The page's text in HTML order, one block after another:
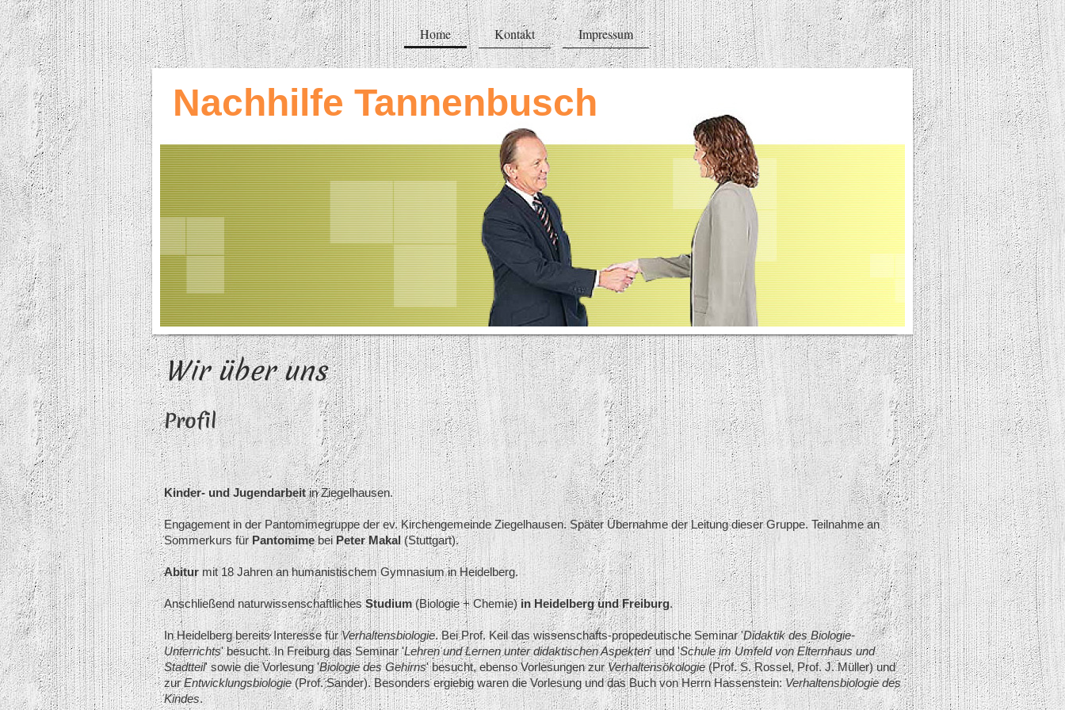
Home Kontakt Impressum
Nachhilfe Tannenbusch
Wir über uns
Profil
Kinder- und Jugendarbeitin Ziegelhausen.
Engagement in der Pantomimegruppe der ev. Kirchengemeinde Ziegelhausen. Später Übernahme der Leitung dieser Gruppe. Teilnahme an
Sommerkurs fürPantomimebeiPeter Makal(Stuttgart).
Abitur mit 18 Jahren an humanistischem Gymnasium in Heidelberg.
Anschließend naturwissenschaftlichesStudium(Biologie + Chemie)in Heidelberg und Freiburg.
In Heidelberg bereits Interesse fürVerhaltensbiologie. Bei Prof. Keil das wissenschafts-propedeutische Seminar 'Didaktik des Biologie-
Unterrichts' besucht. In Freiburg das Seminar 'Lehren und Lernen unter didaktischen Aspekten' und 'Schule im Umfeld von Elternhaus und
Stadtteil' sowie die Vorlesung 'Biologie des Gehirns' besucht, ebenso Vorlesungen zurVerhaltensökologie(Prof. S. Rossel, Prof. J. Müller) und
zurEntwicklungsbiologie(Prof. Sander). Besonders ergiebig waren die Vorlesung und das Buch von Herrn Hassenstein:Verhaltensbiologie des
Kindes.